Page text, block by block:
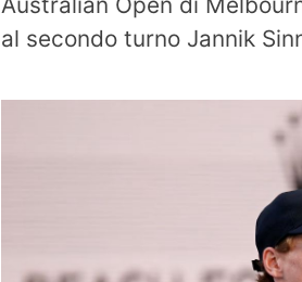
al secondo turno Jannik